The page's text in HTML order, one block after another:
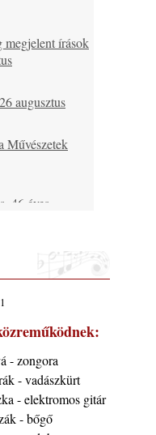
írások
augusztus
Művészetek
46 éves
László és
(2026)
- zongora
- vadászkürt
- elektromos gitár
- bőgő